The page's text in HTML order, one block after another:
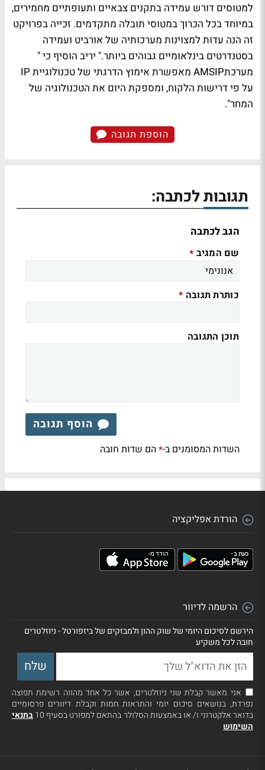
למטוסים דורש עמידה בתקנים צבאיים ותעופתיים מחמירים,
במיוחד בכל הכרוך במטוסי תובלה מתקדמים. זכייה בפרויקט
זה הנה עדות למצוינות מערכותיה של אורביט ועמידה
בסטנדרטים בינלאומיים גבוהים ביותר." יריב הוסיף כי "
מערכתAMSIP מאפשרת אימוץ הדרגתי של טכנולוגיית IP
על פי דרישות הלקוח, ומספקת היום את הטכנולוגיה של
המחר".
הוספת תגובה
תגובות לכתבה:
הגב לכתבה
שם המגיב *
כותרת תגובה *
תוכן התגובה
הוסף תגובה
השדות המסומנים ב-*הם שדות חובה
הורדת אפליקציה
הרשמה לדיוור
הירשם לסיכום היומי של שוק ההון ולמבזקים של ביזפורטל - ניוזלטרים
חובה לכל משקיע
אני מאשר קבלת שני ניוזלטרים, אשר כל אחד מהווה רשימת תפוצה
נפרדת, בנושאים סיכום יומי והתראות חמות וקבלת דיוורים פרסומיים
בדואר אלקטרוני ו/ או באמצעות הסלולר בהתאם למפורט בסעיף 10
בתנאי
השימוש